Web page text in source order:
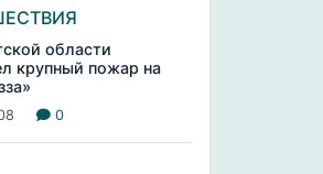
области
крупный пожар на
0